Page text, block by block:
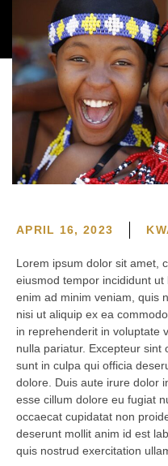
APRIL 16, 2023
Lorem ipsum dolor sit amet,
eiusmod tempor incididunt
enim ad minim veniam, quis
nisi ut aliquip ex ea
in reprehenderit in voluptate
nulla pariatur. Excepteur sint
sunt in culpa qui officia
dolore. Duis aute irure dolor
esse cillum dolore eu fugiat
occaecat cupidatat non
deserunt mollit anim id est
quis nostrud exercitation